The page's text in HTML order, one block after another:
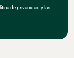
de privacidad y las